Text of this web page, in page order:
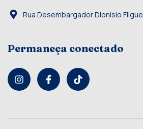
Rua Desembargador Dionísio
Permaneça conectado